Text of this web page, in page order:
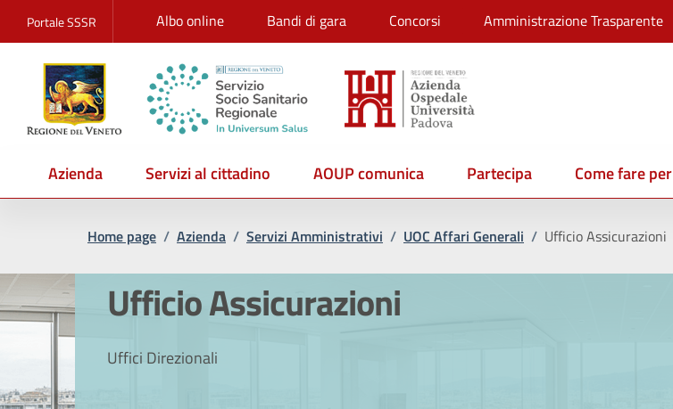
Portale SSSR Albo online Bandi di gara Concorsi Amministrazione Trasparente
Azienda Servizi al cittadino AOUP comunica Partecipa Come fare per
Home page / Azienda / Servizi Amministrativi / UOC Affari Generali / Ufficio Assicurazioni
Ufficio Assicurazioni
Uffici Direzionali